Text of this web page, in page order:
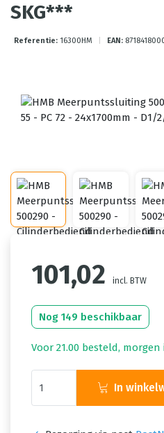
SKG***
Referentie: 16300HM EAN:
101,02 incl. BTW
Nog 149 beschikbaar
Voor 21.00 besteld,
In